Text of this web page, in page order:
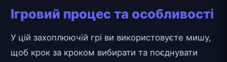
Ігровий процес та особливості
У цій захоплюючій грі ви використовуєте мишу,
щоб крок за кроком вибирати та поєднувати